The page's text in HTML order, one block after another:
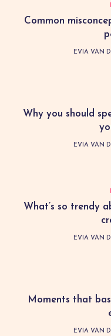
Common
EVIA VAN
Why you should
EVIA VAN
What’s so trendy
EVIA VAN
Moments that
EVIA VAN